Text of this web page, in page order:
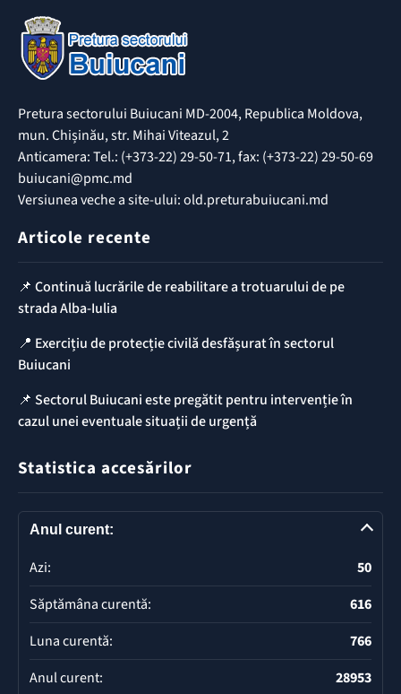
Pretura sectorului Buiucani MD-2004, Republica Moldova,
mun. Chișinău, str. Mihai Viteazul, 2
Anticamera: Tel.: (+373-22) 29-50-71, fax: (+373-22) 29-50-69
buiucani@pmc.md
Versiunea veche a site-ului: old.preturabuiucani.md
Articole recente
📌 Continuă lucrările de reabilitare a trotuarului de pe
strada Alba-Iulia
📍 Exercițiu de protecție civilă desfășurat în sectorul
Buiucani
📌 Sectorul Buiucani este pregătit pentru intervenție în
cazul unei eventuale situații de urgență
Statistica accesărilor
Anul curent:
Azi:
50
Săptămâna curentă:
616
Luna curentă:
766
Anul curent:
28953